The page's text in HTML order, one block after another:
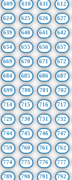
609 610 611 612
624 625 626 627
639 640 641 642
654 655 656 657
669 670 671 672
684 685 686 687
699 700 701 702
714 715 716 717
729 730 731 732
744 745 746 747
759 760 761 762
774 775 776 777
789 790 791 792